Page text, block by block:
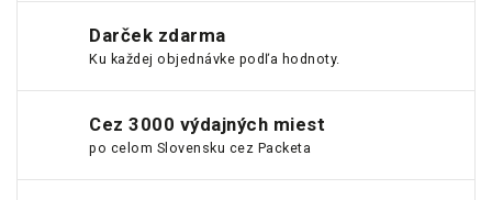
Darček zdarma
Ku každej objednávke podľa hodnoty.
Cez 3000 výdajných miest
po celom Slovensku cez Packeta